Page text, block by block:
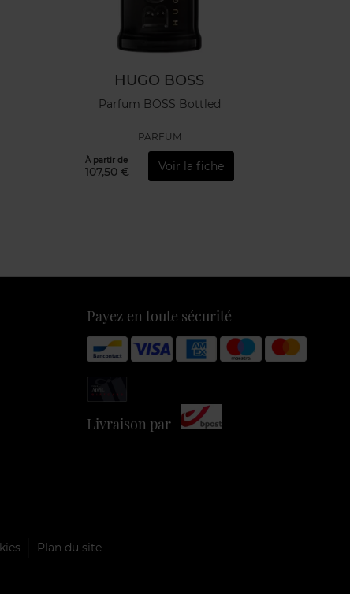
HUGO BOSS
Parfum BOSS Bottled
PARFUM
À partir de
107,50 € Voir la fiche
Payez en toute sécurité
Livraison par
Plan du site